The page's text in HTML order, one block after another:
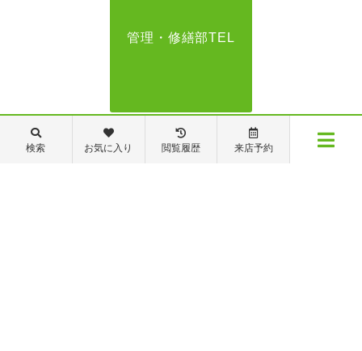
管理・修繕部TEL
088-821-7272
検索 お気に入り 閲覧履歴 来店予約